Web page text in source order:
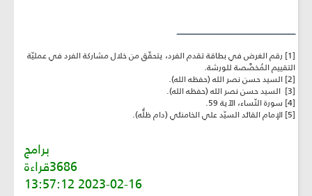
ـــــــــــــــــــــــــــــــــــــــــــــــــــــــــــــــــــــــــــــــــــــ
[1] رقم الغرض في بطاقة تقدم الفرد، يتحقّق من خلال مشاركة الفرد في عمليّة
التقييم المُخصَّصة للورشة.
[2] السيد حسن نصر الله (حفظه الله).
[3] السيد حسن نصر الله (حفظه الله).
[4] سورة النّساء، الآية 59.
[5] الإمام القائد السيّد علي الخامنئي (دام ظلُّه).
برامج
3686قراءة
2023-02-16 13:57:12